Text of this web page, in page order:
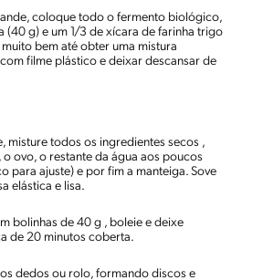
coloque todo o fermento biológico,
(40 g) e um 1/3 de xícara de farinha trigo
bem até obter uma mistura
filme plástico e deixar descansar de
misture todos os ingredientes secos ,
o ovo, o restante da água aos poucos
para ajuste) e por fim a manteiga. Sove
elástica e lisa.
bolinhas de 40 g , boleie e deixe
de 20 minutos coberta.
dedos ou rolo, formando discos e